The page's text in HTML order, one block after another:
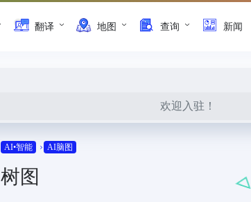
翻译 地图 查询 新闻
欢迎入驻！
AI•智能 AI脑图
树图